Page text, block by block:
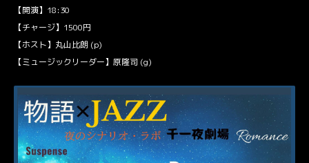
【開演】18:30
【チャージ】1500円
【ホスト】丸山比朗 (p)
【ミュージックリーダー】原隆司 (g)